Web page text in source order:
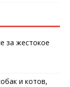
за жестокое
и котов,